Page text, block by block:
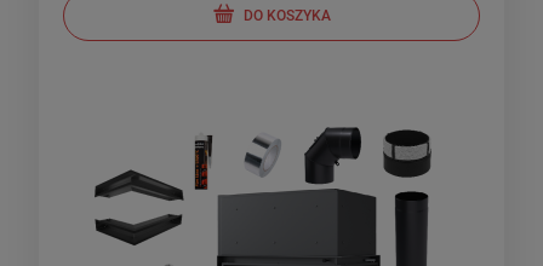
DO KOSZYKA